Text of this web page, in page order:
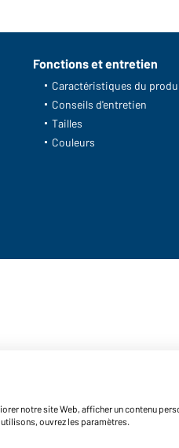
Fonctions et entretien
Caractéristiques du
Conseils d'entretien
Tailles
Couleurs
Paramètre de cookies
notre site Web, afficher un contenu
ouvrez les paramètres.